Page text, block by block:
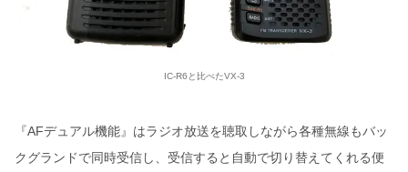
IC-R6と比べたVX-3
『AFデュアル機能』はラジオ放送を聴取しながら各種無線もバッ
クグランドで同時受信し、受信すると自動で切り替えてくれる便